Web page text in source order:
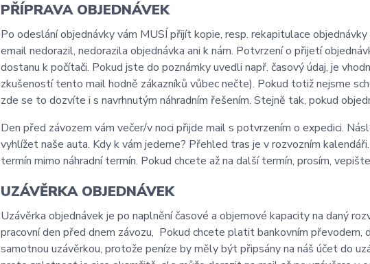
PŘÍPRAVA OBJEDNÁVEK
Po odeslání objednávky vám MUSÍ přijít kopie, resp. rekapitulace
email nedorazil, nedorazila objednávka ani k nám. Potvrzení o přijetí
dostanu k počítači. Pokud jste do poznámky uvedli např. časový údaj, je
zkušeností tento mail hodně zákazníků vůbec nečte). Pokud totiž nejsme
zde se to dozvíte i s navrhnutým náhradním řešením. Stejně tak, pokud
Den před závozem vám večer/v noci přijde mail s potvrzením o expedici.
vyhlížet naše auta. Kdy k vám jedeme? Přehled tras je v rozvozním
termín mimo náhradní termín. Pokud chcete až na další termín, prosím,
UZÁVĚRKA OBJEDNÁVEK
Uzávěrka objednávek je po naplnění časové a objemové kapacity na daný
pracovní den před dnem závozu, Pokud chcete platit bankovním převodem,
samotnou uzávěrkou, protože peníze by měly být připsány na náš účet do